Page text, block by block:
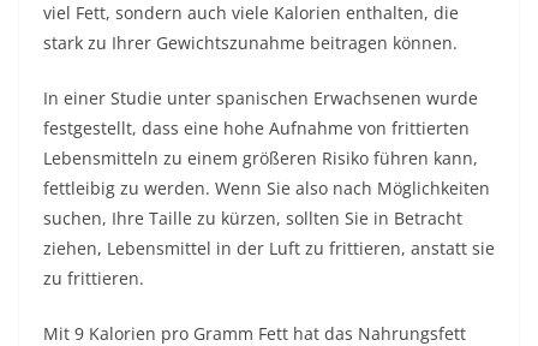
viel Fett, sondern auch viele Kalorien enthalten, die
stark zu Ihrer Gewichtszunahme beitragen können.
In einer Studie unter spanischen Erwachsenen wurde
festgestellt, dass eine hohe Aufnahme von frittierten
Lebensmitteln zu einem größeren Risiko führen kann,
fettleibig zu werden. Wenn Sie also nach Möglichkeiten
suchen, Ihre Taille zu kürzen, sollten Sie in Betracht
ziehen, Lebensmittel in der Luft zu frittieren, anstatt sie
zu frittieren.
Mit 9 Kalorien pro Gramm Fett hat das Nahrungsfett